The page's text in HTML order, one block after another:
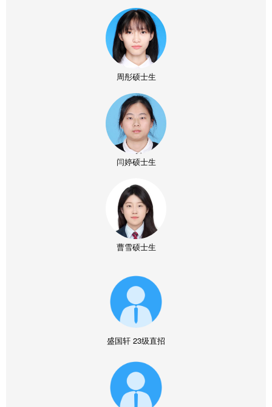
周彤硕士生
闫婷硕士生
曹雪硕士生
盛国轩 23级直招